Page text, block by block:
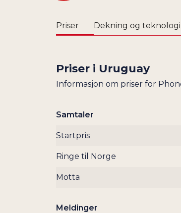
Priser Dekning og teknologi
Priser i Uruguay
Informasjon om priser for
Samtaler
Startpris
Ringe til Norge
Motta
Meldinger